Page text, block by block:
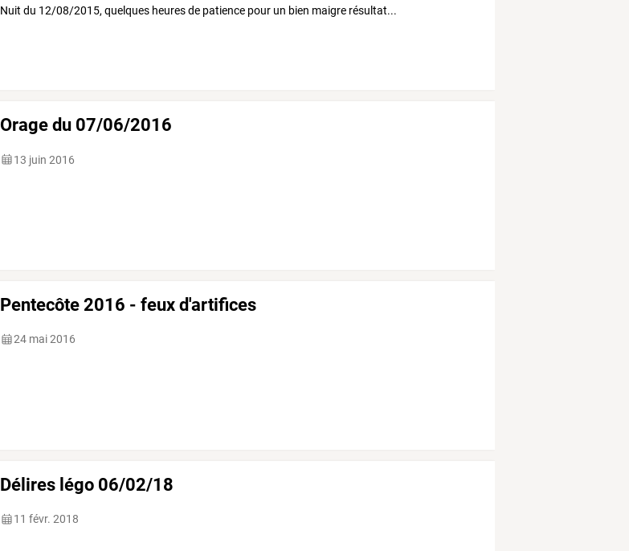
Nuit du 12/08/2015, quelques heures de patience pour un bien maigre résultat...
Orage du 07/06/2016
13 juin 2016
Pentecôte 2016 - feux d'artifices
24 mai 2016
Délires légo 06/02/18
11 févr. 2018